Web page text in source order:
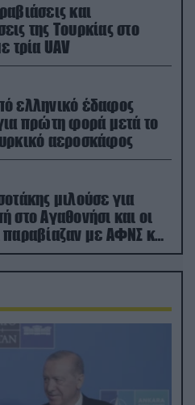
και
της Τουρκίας στο
τρία UAV
ελληνικό έδαφος
πρώτη φορά μετά το
αεροσκάφος
μιλούσε για
στο Αγαθονήσι και οι
με ΑΦΝΣ και